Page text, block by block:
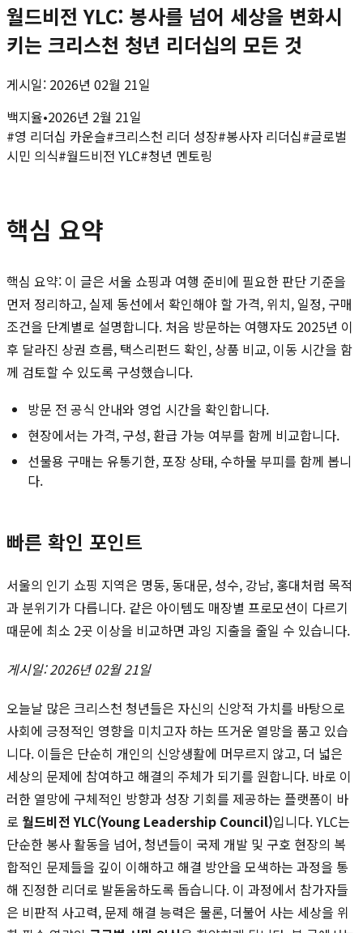
월드비전 YLC: 봉사를 넘어 세상을 변화시
키는 크리스천 청년 리더십의 모든 것
게시일: 2026년 02월 21일
백지율•2026년 2월 21일
#영 리더십 카운슬#크리스천 리더 성장#봉사자 리더십#글로벌
시민 의식#월드비전 YLC#청년 멘토링
핵심 요약
핵심 요약: 이 글은 서울 쇼핑과 여행 준비에 필요한 판단 기준을
먼저 정리하고, 실제 동선에서 확인해야 할 가격, 위치, 일정, 구매
조건을 단계별로 설명합니다. 처음 방문하는 여행자도 2025년 이
후 달라진 상권 흐름, 택스리펀드 확인, 상품 비교, 이동 시간을 함
께 검토할 수 있도록 구성했습니다.
방문 전 공식 안내와 영업 시간을 확인합니다.
현장에서는 가격, 구성, 환급 가능 여부를 함께 비교합니다.
선물용 구매는 유통기한, 포장 상태, 수하물 부피를 함께 봅니
다.
빠른 확인 포인트
서울의 인기 쇼핑 지역은 명동, 동대문, 성수, 강남, 홍대처럼 목적
과 분위기가 다릅니다. 같은 아이템도 매장별 프로모션이 다르기
때문에 최소 2곳 이상을 비교하면 과잉 지출을 줄일 수 있습니다.
게시일: 2026년 02월 21일
오늘날 많은 크리스천 청년들은 자신의 신앙적 가치를 바탕으로
사회에 긍정적인 영향을 미치고자 하는 뜨거운 열망을 품고 있습
니다. 이들은 단순히 개인의 신앙생활에 머무르지 않고, 더 넓은
세상의 문제에 참여하고 해결의 주체가 되기를 원합니다. 바로 이
러한 열망에 구체적인 방향과 성장 기회를 제공하는 플랫폼이 바
로 월드비전 YLC(Young Leadership Council)입니다. YLC는
단순한 봉사 활동을 넘어, 청년들이 국제 개발 및 구호 현장의 복
합적인 문제들을 깊이 이해하고 해결 방안을 모색하는 과정을 통
해 진정한 리더로 발돋움하도록 돕습니다. 이 과정에서 참가자들
은 비판적 사고력, 문제 해결 능력은 물론, 더불어 사는 세상을 위